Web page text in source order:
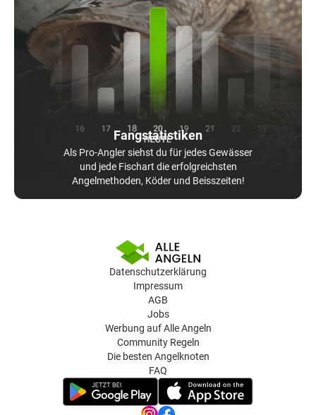
Fangstatistiken
Als Pro-Angler siehst du für jedes Gewässer
und jede Fischart die erfolgreichsten
Angelmethoden, Köder und Beisszeiten!
Datenschutzerklärung
Impressum
AGB
Jobs
Werbung auf Alle Angeln
Community Regeln
Die besten Angelknoten
FAQ